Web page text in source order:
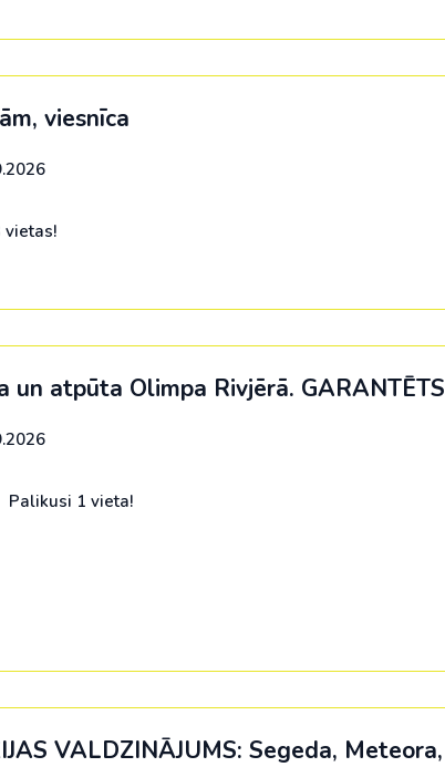
viesnīca
vietas!
un atpūta Olimpa Rivjērā. GARANTĒTS
Palikusi 1 vieta!
VALDZINĀJUMS: Segeda, Meteora,